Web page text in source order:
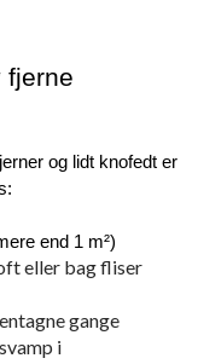
fjerne
og lidt knofedt er
end 1 m²)
eller bag fliser
gange
i